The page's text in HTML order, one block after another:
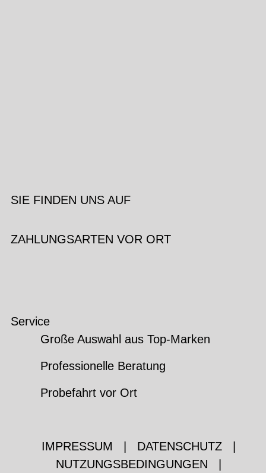
SIE FINDEN UNS AUF
ZAHLUNGSARTEN VOR ORT
Service
Große Auswahl aus Top-Marken
Professionelle Beratung
Probefahrt vor Ort
IMPRESSUM DATENSCHUTZ
NUTZUNGSBEDINGUNGEN